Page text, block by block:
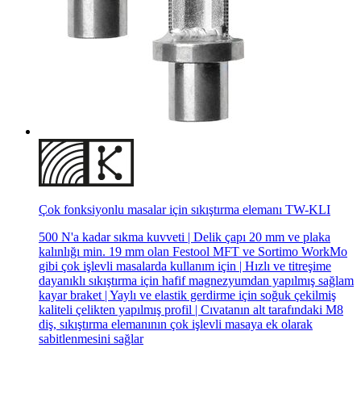
Çok fonksiyonlu masalar için sıkıştırma elemanı TW-KLI
500 N'a kadar sıkma kuvveti | Delik çapı 20 mm ve plaka
kalınlığı min. 19 mm olan Festool MFT ve Sortimo WorkMo
gibi çok işlevli masalarda kullanım için | Hızlı ve titreşime
dayanıklı sıkıştırma için hafif magnezyumdan yapılmış sağlam
kayar braket | Yaylı ve elastik gerdirme için soğuk çekilmiş
kaliteli çelikten yapılmış profil | Cıvatanın alt tarafındaki M8
diş, sıkıştırma elemanının çok işlevli masaya ek olarak
sabitlenmesini sağlar